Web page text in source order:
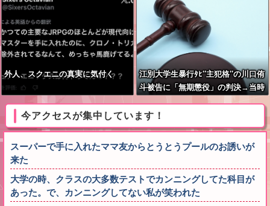
外人、スクエニの真実に気付く
江別大学生暴行ﾀﾋ″主犯格″の川口侑
斗被告に「無期懲役」の判決→当時
今アクセスが集中しています！
スーパーで手に入れたママ友からとうとうプールのお誘いが
来た
大学の時、クラスの大多数テストでカンニングしてた科目が
あった。で、カンニングしてない私が笑われた